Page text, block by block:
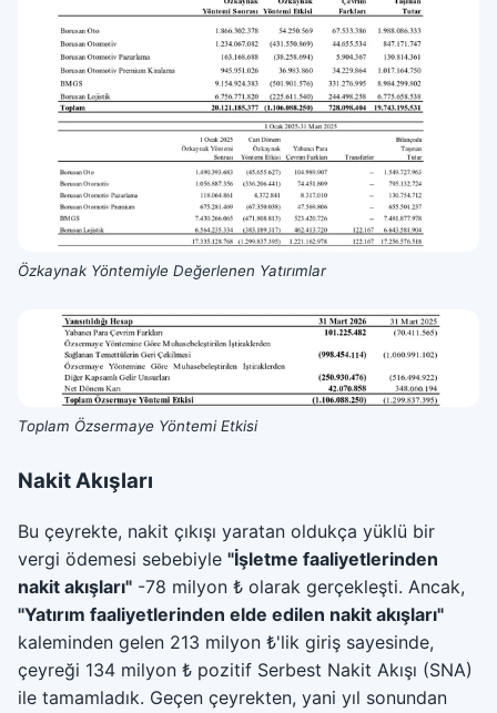
Özkaynak Yöntemiyle Değerlenen Yatırımlar
Toplam Özsermaye Yöntemi Etkisi
Nakit Akışları
Bu çeyrekte, nakit çıkışı yaratan oldukça yüklü bir
vergi ödemesi sebebiyle "İşletme faaliyetlerinden
nakit akışları" -78 milyon ₺ olarak gerçekleşti. Ancak,
"Yatırım faaliyetlerinden elde edilen nakit akışları"
kaleminden gelen 213 milyon ₺'lik giriş sayesinde,
çeyreği 134 milyon ₺ pozitif Serbest Nakit Akışı (SNA)
ile tamamladık. Geçen çeyrekten, yani yıl sonundan